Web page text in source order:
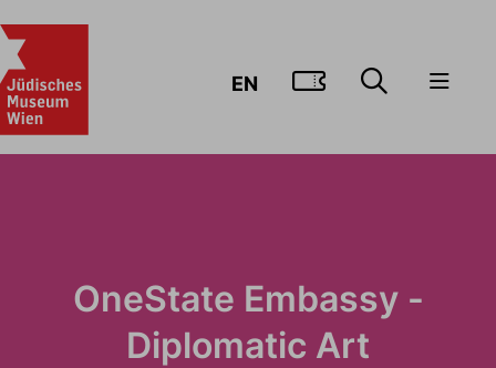
EN ZUM
OneState Embassy -
Diplomatic Art